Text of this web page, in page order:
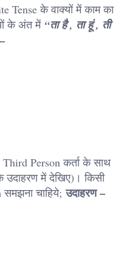
Tense के वाक्यों में काम का
के अंत में “ता है , ता हूं , ती
Person कर्ता के साथ
उदाहरण में देखिए)। किसी
समझना चाहिये;उदाहरण –